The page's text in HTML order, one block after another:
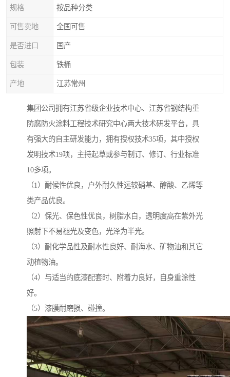
规格 按品种分类
可售卖地 全国可售
是否进口 国产
包装 铁桶
产地 江苏常州
集团公司拥有江苏省级企业技术中心、江苏省钢结构重
防腐防火涂料工程技术研究中心两大技术研发平台，具
有强大的自主研发能力，拥有授权技术35项，其中授权
发明技术19项，主持起草或参与制订、修订、行业标准
10多项。
（1）耐候性优良，户外耐久性远较硝基、醇酸、乙烯等
类产品优良。
（2）保光、保色性优良，树脂水白，透明度高在紫外光
照射下不易褪光及变色，光泽为半光。
（3）耐化学品性及耐水性良好、耐海水、矿物油和其它
动植物油。
（4）与适当的底漆配套时、附着力良好，自身重涂性
好。
（5）漆膜耐磨损、碰撞。